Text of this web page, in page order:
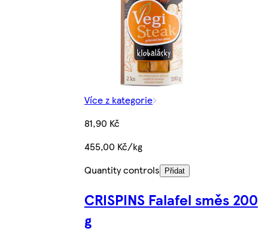
Více z kategorie
81,90 Kč
455,00 Kč/kg
Quantity controls
Přidat
CRISPINS Falafel směs 200
g